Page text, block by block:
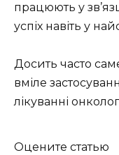
працюють у
успіх навіть у
Досить часто
вміле
лікуванні
Оцените статью